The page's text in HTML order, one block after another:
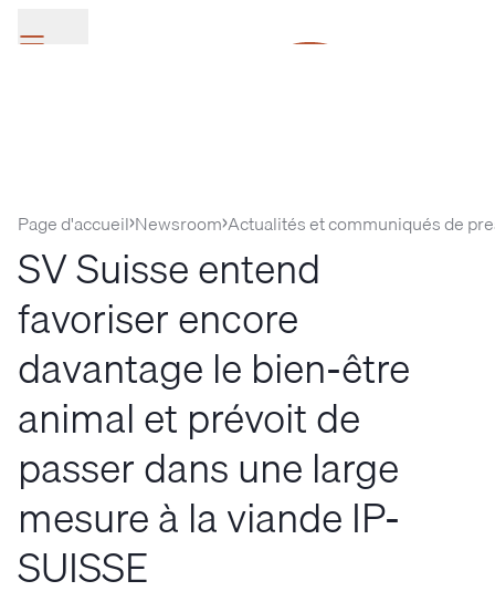
Page d'accueil Newsroom Actualités et communiqués de
SV Suisse entend
favoriser encore
davantage le bien-être
animal et prévoit de
passer dans une large
mesure à la viande IP-
SUISSE